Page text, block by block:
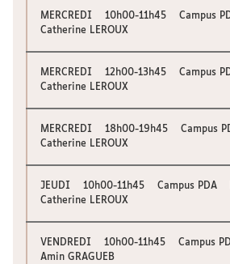
MERCREDI 10h00-11h45 Campus
Catherine LEROUX
MERCREDI 12h00-13h45 Campus
Catherine LEROUX
MERCREDI 18h00-19h45 Campus
Catherine LEROUX
JEUDI 10h00-11h45 Campus PDA
Catherine LEROUX
VENDREDI 10h00-11h45 Campus
Amin GRAGUEB